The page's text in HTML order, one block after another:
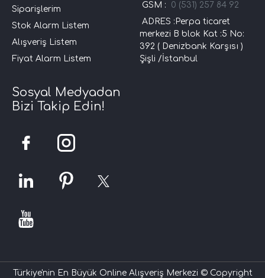
Siparişlerim
Stok Alarm Listem
Alışveriş Listem
Fiyat Alarm Listem
GSM : 0 (531) 257 84 92
ADRES :Perpa ticaret
merkezi B blok Kat :5 No:
392 ( Denizbank Karşısı )
Şişli /İstanbul
Sosyal Medyadan
Bizi Takip Edin!
Türkiye'nin En Büyük Online Alışveriş Merkezi © Copyright